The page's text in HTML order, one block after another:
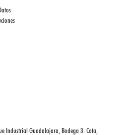
Industrial Guadalajara, Bodega 3. Cota,